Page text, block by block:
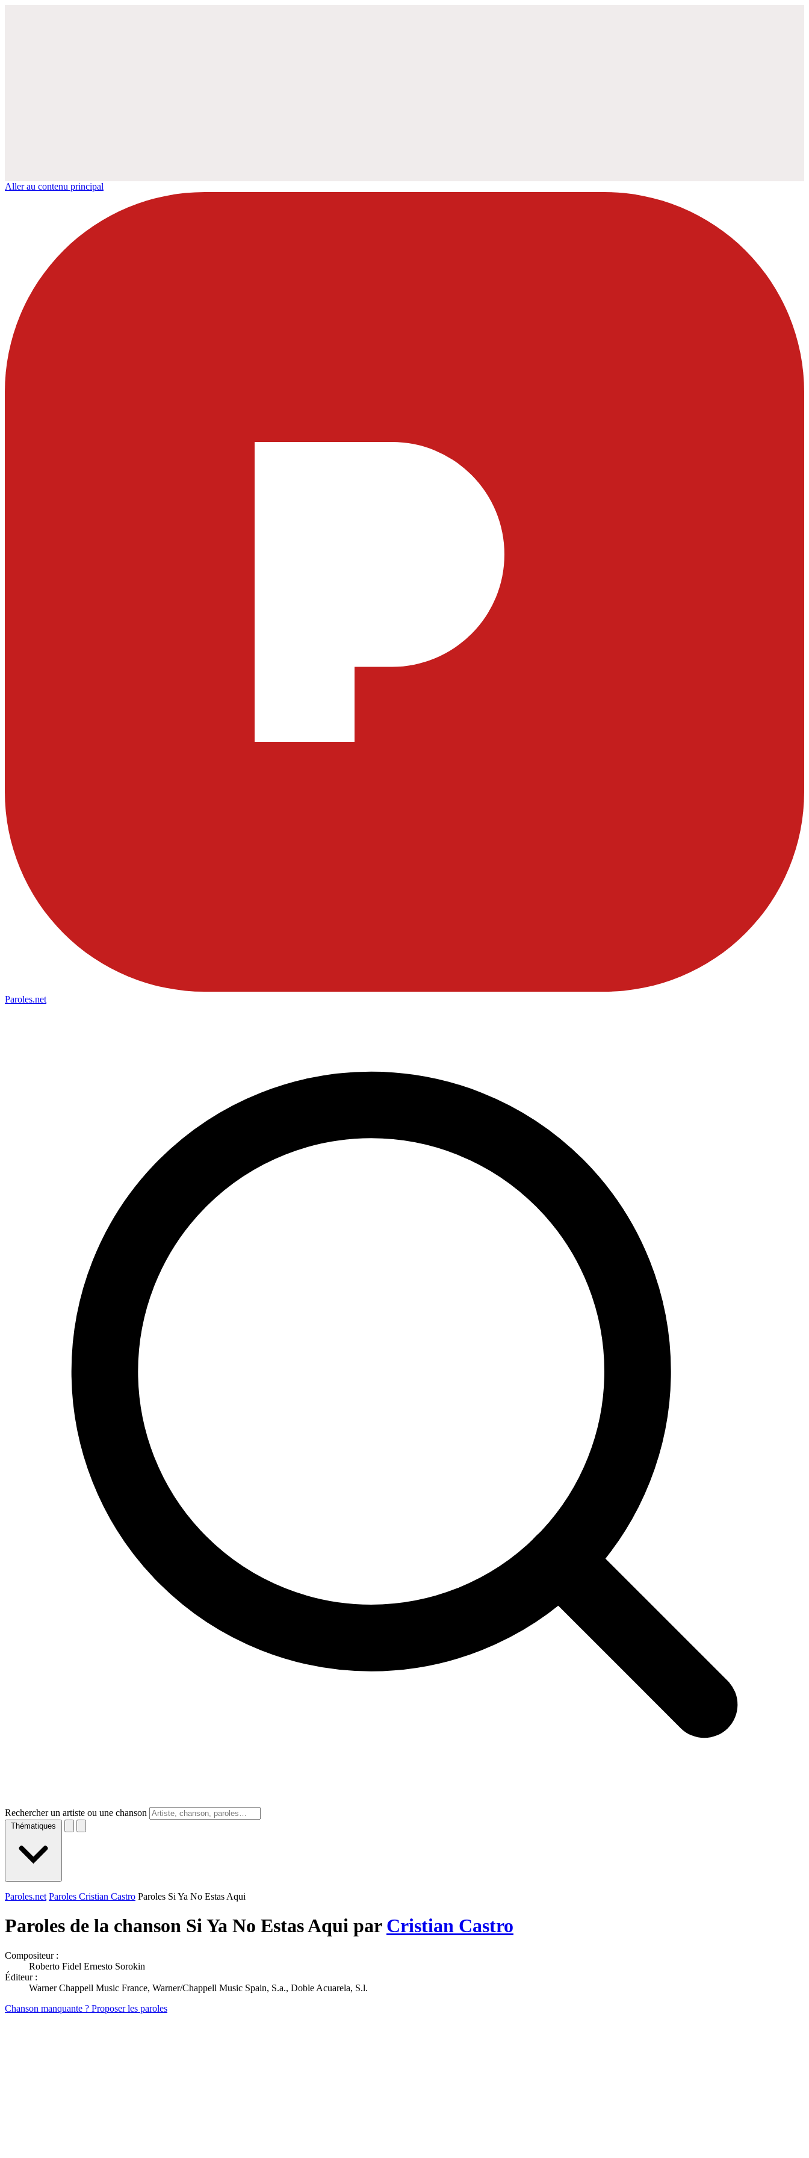
Aller au contenu principal
Paroles.net
Rechercher un artiste ou une chanson
Thématiques
Paroles.net Paroles Cristian Castro Paroles Si Ya No Estas Aqui
Paroles de la chanson Si Ya No Estas Aqui par Cristian Castro
Compositeur :
Roberto Fidel Ernesto Sorokin
Éditeur :
Warner Chappell Music France, Warner/Chappell Music Spain, S.a., Doble Acuarela, S.l.
Chanson manquante ? Proposer les paroles